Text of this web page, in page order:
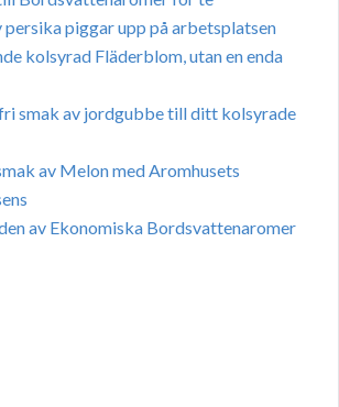
persika piggar upp på arbetsplatsen
kolsyrad Fläderblom, utan en enda
smak av jordgubbe till ditt kolsyrade
av Melon med Aromhusets
av Ekonomiska Bordsvattenaromer